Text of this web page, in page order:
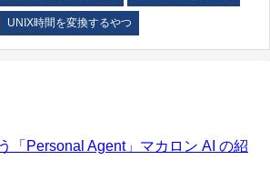
UNIX時間を変換するやつ
「Personal Agent」マカロン AI の紹